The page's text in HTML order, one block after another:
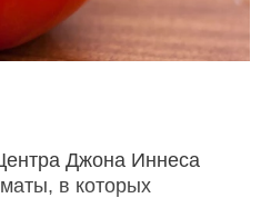
Джона Иннеса
в которых